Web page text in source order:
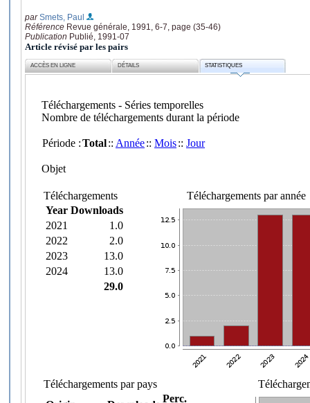
parSmets, Paul
Référence Revue générale, 1991, 6-7, page (35-46)
Publication Publié, 1991-07
Article révisé par les pairs
ACCÈS EN LIGNE DÉTAILS STATISTIQUES